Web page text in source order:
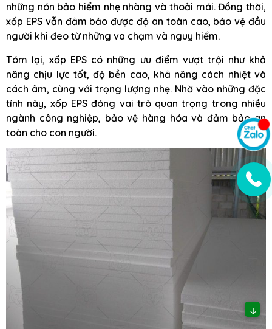
những nón bảo hiểm nhẹ nhàng và thoải mái. Đồng thời,
xốp EPS vẫn đảm bảo được độ an toàn cao, bảo vệ đầu
người khi đeo từ những va chạm và nguy hiểm.
Tóm lại, xốp EPS có những ưu điểm vượt trội như khả
năng chịu lực tốt, độ bền cao, khả năng cách nhiệt và
cách âm, cùng với trọng lượng nhẹ. Nhờ vào những đặc
tính này, xốp EPS đóng vai trò quan trọng trong nhiều
ngành công nghiệp, bảo vệ hàng hóa và đảm bảo an
toàn cho con người.
↓